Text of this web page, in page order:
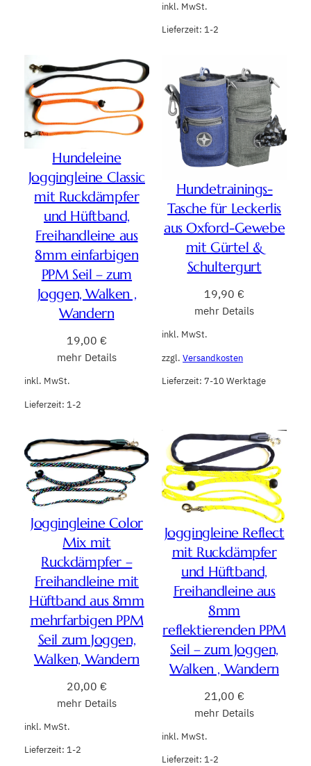
inkl. MwSt.
Lieferzeit: 1-2
Hundeleine
Joggingleine Classic
mit Ruckdämpfer
und Hüftband,
Freihandleine aus
8mm einfarbigen
PPM Seil – zum
Joggen, Walken ,
Wandern
19,00 €
mehr Details
inkl. MwSt.
Lieferzeit: 1-2
Hundetrainings-
Tasche für Leckerlis
aus Oxford-Gewebe
mit Gürtel &
Schultergurt
19,90 €
mehr Details
inkl. MwSt.
zzgl.Versandkosten
Lieferzeit: 7-10 Werktage
Joggingleine Color
Mix mit
Ruckdämpfer –
Freihandleine mit
Hüftband aus 8mm
mehrfarbigen PPM
Seil zum Joggen,
Walken, Wandern
20,00 €
mehr Details
inkl. MwSt.
Lieferzeit: 1-2
Joggingleine Reflect
mit Ruckdämpfer
und Hüftband,
Freihandleine aus
8mm
reflektierenden PPM
Seil – zum Joggen,
Walken , Wandern
21,00 €
mehr Details
inkl. MwSt.
Lieferzeit: 1-2